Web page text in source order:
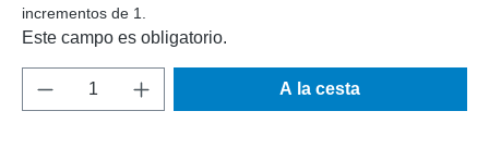
incrementos de 1.
Este campo es obligatorio.
Cantidad del producto: introduce la
A la cesta